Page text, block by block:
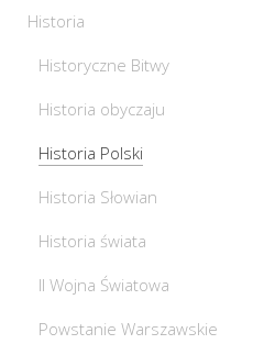
Historia
Historyczne Bitwy
Historia obyczaju
Historia Polski
Historia Słowian
Historia świata
II Wojna Światowa
Powstanie Warszawskie